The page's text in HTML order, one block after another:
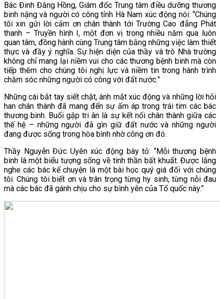
Bác Đinh Đăng Hồng, Giám đốc Trung tâm điều dưỡng thương
binh nặng và người có công tỉnh Hà Nam xúc động nói: “Chúng
tôi xin gửi lời cảm ơn chân thành tới Trường Cao đẳng Phát
thanh – Truyền hình I, một đơn vị trong nhiều năm qua luôn
quan tâm, đồng hành cùng Trung tâm bằng những việc làm thiết
thực và đầy ý nghĩa. Sự hiện diện của thầy và trò Nhà trường
không chỉ mang lại niềm vui cho các thương bệnh binh mà còn
tiếp thêm cho chúng tôi nghị lực và niềm tin trong hành trình
chăm sóc những người có công với đất nước.”
Những cái bắt tay siết chặt, ánh mắt xúc động và những lời hỏi
han chân thành đã mang đến sự ấm áp trong trái tim các bác
thương binh. Buổi gặp tri ân là sự kết nối chân thành giữa các
thế hệ – những người đã gìn giữ đất nước và những người
đang được sống trong hòa bình nhờ công ơn đó.
Thầy Nguyễn Đức Uyên xúc động bày tỏ: “Mỗi thương bệnh
binh là một biểu tượng sống về tinh thần bất khuất. Được lắng
nghe các bác kể chuyện là một bài học quý giá đối với chúng
tôi. Chúng tôi biết ơn và trân trọng từng hy sinh, từng nỗi đau
mà các bác đã gánh chịu cho sự bình yên của Tổ quốc này.”